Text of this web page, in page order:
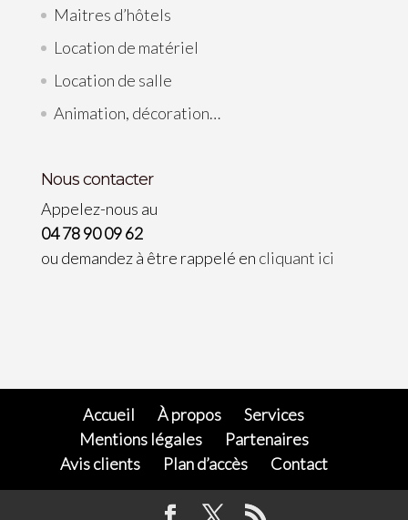
Maitres d’hôtels
Location de matériel
Location de salle
Animation, décoration…
Nous contacter
Appelez-nous au
04 78 90 09 62
ou demandez à être rappelé en cliquant ici
Accueil À propos
Services
Mentions légales
Partenaires
Avis clients
Plan d’accès Contact